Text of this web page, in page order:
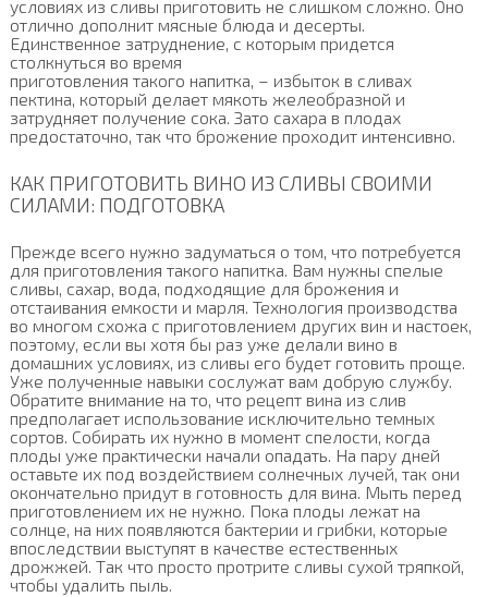
условиях из сливы приготовить не слишком сложно. Оно
отлично дополнит мясные блюда и десерты.
Единственное затруднение, с которым придется
столкнуться во время
приготовления такого напитка, – избыток в сливах
пектина, который делает мякоть желеобразной и
затрудняет получение сока. Зато сахара в плодах
предостаточно, так что брожение проходит интенсивно.
КАК ПРИГОТОВИТЬ ВИНО ИЗ СЛИВЫ СВОИМИ
СИЛАМИ: ПОДГОТОВКА
Прежде всего нужно задуматься о том, что потребуется
для приготовления такого напитка. Вам нужны спелые
сливы, сахар, вода, подходящие для брожения и
отстаивания емкости и марля. Технология производства
во многом схожа с приготовлением других вин и настоек,
поэтому, если вы хотя бы раз уже делали вино в
домашних условиях, из сливы его будет готовить проще.
Уже полученные навыки сослужат вам добрую службу.
Обратите внимание на то, что рецепт вина из слив
предполагает использование исключительно темных
сортов. Собирать их нужно в момент спелости, когда
плоды уже практически начали опадать. На пару дней
оставьте их под воздействием солнечных лучей, так они
окончательно придут в готовность для вина. Мыть перед
приготовлением их не нужно. Пока плоды лежат на
солнце, на них появляются бактерии и грибки, которые
впоследствии выступят в качестве естественных
дрожжей. Так что просто протрите сливы сухой тряпкой,
чтобы удалить пыль.